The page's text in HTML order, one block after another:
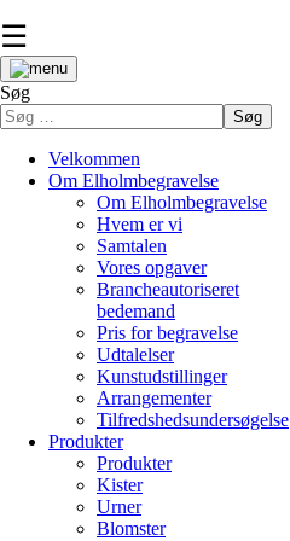
☰
Søg
Søg
Velkommen
Om Elholmbegravelse
Om Elholmbegravelse
Hvem er vi
Samtalen
Vores opgaver
Brancheautoriseret
bedemand
Pris for begravelse
Udtalelser
Kunstudstillinger
Arrangementer
Tilfredshedsundersøgelse
Produkter
Produkter
Kister
Urner
Blomster